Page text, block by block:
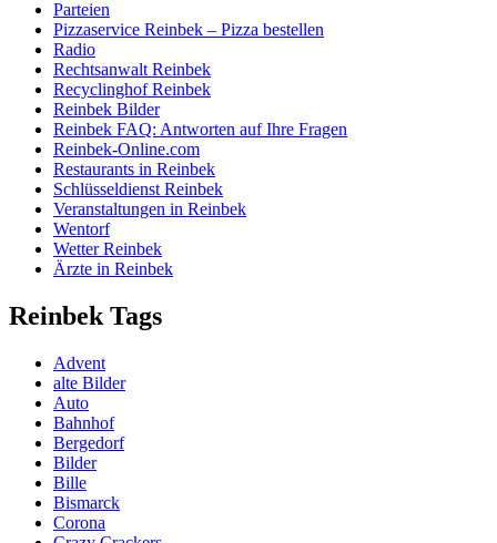
Parteien
Pizzaservice Reinbek – Pizza bestellen
Radio
Rechtsanwalt Reinbek
Recyclinghof Reinbek
Reinbek Bilder
Reinbek FAQ: Antworten auf Ihre Fragen
Reinbek-Online.com
Restaurants in Reinbek
Schlüsseldienst Reinbek
Veranstaltungen in Reinbek
Wentorf
Wetter Reinbek
Ärzte in Reinbek
Reinbek Tags
Advent
alte Bilder
Auto
Bahnhof
Bergedorf
Bilder
Bille
Bismarck
Corona